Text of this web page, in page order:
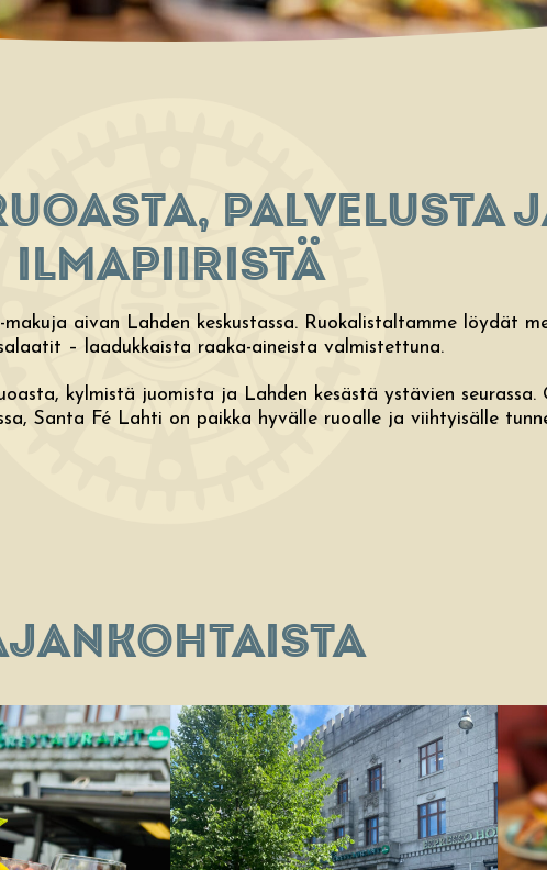
PALVELUSTA
ILMAPIIRISTÄ
aivan Lahden keskustassa. Ruokalistaltamme löydät
– laadukkaista raaka-aineista valmistettuna.
kylmistä juomista ja Lahden kesästä ystävien
Santa Fé Lahti on paikka hyvälle ruoalle ja viihtyisälle